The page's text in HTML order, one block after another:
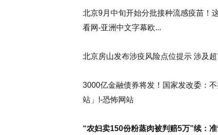
北京9月中旬开始分批接种流感疫苗！
看网-亚洲中文字幕欧...
北京房山发布涉疫风险点位提示 涉及
3000亿金融债券将发！国家发改委：
站」!-恐怖网站
“农妇卖150份粉蒸肉被判赔5万”续：